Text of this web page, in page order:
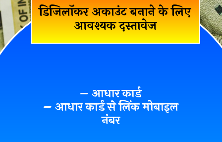
डिजिलॉकर अकाउंट बनाने के लिए
आवश्यक दस्तावेज
– आधार कार्ड
– आधार कार्ड से लिंक मोबाइल
नंबर